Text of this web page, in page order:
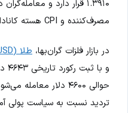
۱.۳۹۱۰ قرار دارد و
مصرف‌کننده و CPI هسته کانادا در روز دوشنبه هستند.
در بازار فلزات گران‌بها، طلا (XAU/USD)
و
حوالی ۴۶۰۰ دلار
تردید نسبت به سیاست پولی